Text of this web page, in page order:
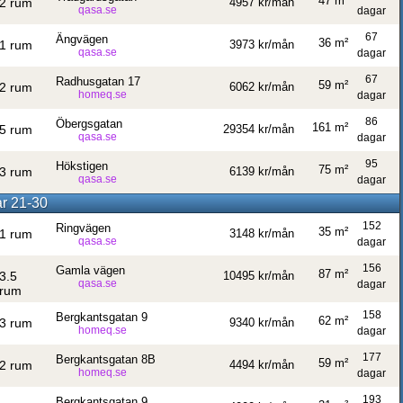
qasa.se
dagar
1 rum Ängvägen
qasa.se
3973 kr/mån
67
dagar
36 m²
2 rum Radhusgatan 17
homeq.se
6062 kr/mån
67
dagar
59 m²
5 rum Öbergsgatan
qasa.se
29354 kr/mån
86
dagar
161 m²
3 rum Hökstigen
qasa.se
6139 kr/mån
95
dagar
75 m²
21-30
1 rum Ringvägen
qasa.se
3148 kr/mån
152
dagar
35 m²
3.5
rum
Gamla vägen
qasa.se
10495 kr/mån
156
dagar
87 m²
3 rum Bergkantsgatan 9
homeq.se
9340 kr/mån
158
dagar
62 m²
2 rum Bergkantsgatan 8B
homeq.se
4494 kr/mån
177
dagar
59 m²
193